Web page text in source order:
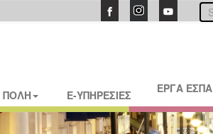
ΠΟΛΗ E-ΥΠΗΡΕΣΙΕΣ ΕΡΓΑ ΕΣΠΑ